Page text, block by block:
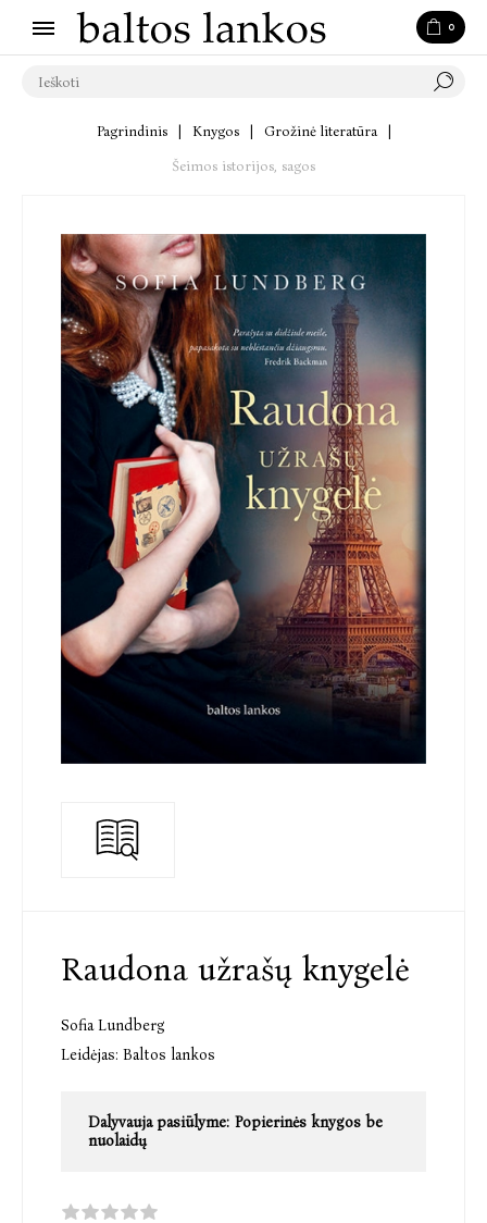
0
Pagrindinis Knygos Grožinė literatūra
Šeimos istorijos, sagos
Raudona užrašų knygelė
Sofia Lundberg
Leidėjas: Baltos lankos
Dalyvauja pasiūlyme: Popierinės knygos be
nuolaidų